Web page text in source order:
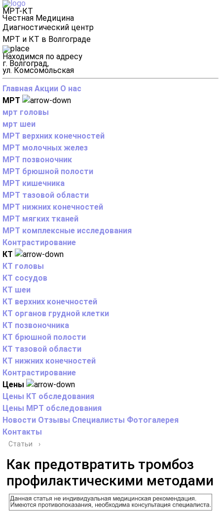
МРТ-КТ
Честная Медицина
Диагностический центр
МРТ и КТ в Волгограде
Находимся по адресу
г. Волгоград,
ул. Комсомольская
Главная Акции О нас
МРТ
мрт головы
мрт шеи
МРТ верхних конечностей
МРТ молочных желез
МРТ позвоночник
МРТ брюшной полости
МРТ кишечника
МРТ тазовой области
МРТ нижних конечностей
МРТ мягких тканей
МРТ комплексные исследования
Контрастирование
КТ
КТ головы
КТ сосудов
КТ шеи
КТ верхних конечностей
КТ органов грудной клетки
КТ позвоночника
КТ брюшной полости
КТ тазовой области
КТ нижних конечностей
Контрастирование
Цены
Цены КТ обследования
Цены МРТ обследования
Новости Отзывы Специалисты Фотогалерея
Контакты
Статьи ›
Как предотвратить тромбоз
профилактическими методами